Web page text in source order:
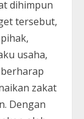
dihimpun
tersebut,
usaha,
zakat
Dengan